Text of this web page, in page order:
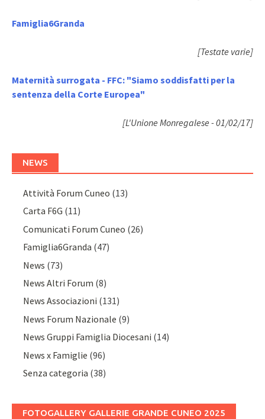
Famiglia6Granda
[Testate varie]
Maternità surrogata - FFC: "Siamo soddisfatti per la
sentenza della Corte Europea"
[L'Unione Monregalese - 01/02/17]
NEWS
Attività Forum Cuneo (13)
Carta F6G (11)
Comunicati Forum Cuneo (26)
Famiglia6Granda (47)
News (73)
News Altri Forum (8)
News Associazioni (131)
News Forum Nazionale (9)
News Gruppi Famiglia Diocesani (14)
News x Famiglie (96)
Senza categoria (38)
FOTOGALLERY GALLERIE GRANDE CUNEO 2025